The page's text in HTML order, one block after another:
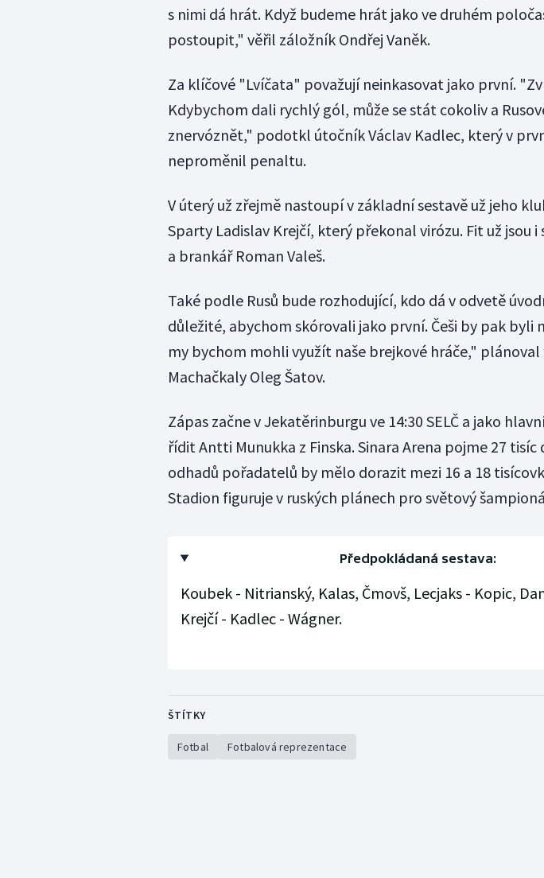
s nimi dá hrát. Když budeme hrát jako ve druhém
postoupit," věřil záložník Ondřej Vaněk.
Za klíčové "Lvíčata" považují neinkasovat jako první.
Kdybychom dali rychlý gól, může se stát cokoliv a
znervóznět," podotkl útočník Václav Kadlec, který v
neproměnil penaltu.
V úterý už zřejmě nastoupí v základní sestavě už jeho
Sparty Ladislav Krejčí, který překonal virózu. Fit už jsou
a brankář Roman Valeš.
Také podle Rusů bude rozhodující, kdo dá v odvetě
důležité, abychom skórovali jako první. Češi by pak byli
my bychom mohli využít naše brejkové hráče,"
Machačkaly Oleg Šatov.
Zápas začne v Jekatěrinburgu ve 14:30 SELČ a jako
řídit Antti Munukka z Finska. Sinara Arena pojme 27 tisíc
odhadů pořadatelů by mělo dorazit mezi 16 a 18
Stadion figuruje v ruských plánech pro světový
Předpokládaná sestava:
Koubek - Nitrianský, Kalas, Čmovš, Lecjaks - Kopic,
Krejčí - Kadlec - Wágner.
ŠTÍTKY
Fotbal Fotbalová reprezentace